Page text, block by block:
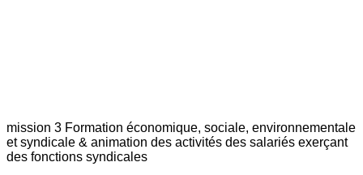
mission 3 Formation économique, sociale, environnementale
et syndicale & animation des activités des salariés exerçant
des fonctions syndicales